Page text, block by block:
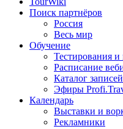
Поиск партнёров
Россия
Весь мир
Обучение
Тестирования
Расписание
Каталог
Эфиры
Календарь
Выставки и
Рекламники